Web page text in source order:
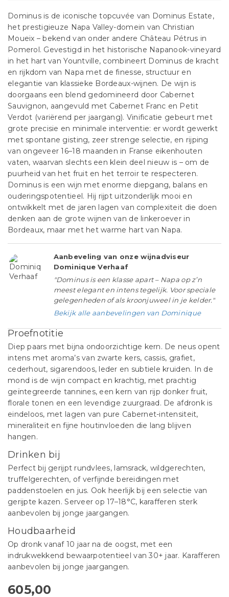
Dominus is de iconische topcuvée van Dominus Estate,
het prestigieuze Napa Valley-domein van Christian
Moueix – bekend van onder andere Château Pétrus in
Pomerol. Gevestigd in het historische Napanook-vineyard
in het hart van Yountville, combineert Dominus de kracht
en rijkdom van Napa met de finesse, structuur en
elegantie van klassieke Bordeaux-wijnen. De wijn is
doorgaans een blend gedomineerd door Cabernet
Sauvignon, aangevuld met Cabernet Franc en Petit
Verdot (variërend per jaargang). Vinificatie gebeurt met
grote precisie en minimale interventie: er wordt gewerkt
met spontane gisting, zeer strenge selectie, en rijping
van ongeveer 16–18 maanden in Franse eikenhouten
vaten, waarvan slechts een klein deel nieuw is – om de
puurheid van het fruit en het terroir te respecteren.
Dominus is een wijn met enorme diepgang, balans en
ouderingspotentieel. Hij rijpt uitzonderlijk mooi en
ontwikkelt met de jaren lagen van complexiteit die doen
denken aan de grote wijnen van de linkeroever in
Bordeaux, maar met het warme hart van Napa.
Aanbeveling van onze wijnadviseur
Dominique Verhaaf
"Dominus is een klasse apart – Napa op z’n
meest elegant en intens tegelijk. Voor speciale
gelegenheden of als kroonjuweel in je kelder."
Bekijk alle aanbevelingen van Dominique
Proefnotitie
Diep paars met bijna ondoorzichtige kern. De neus opent
intens met aroma’s van zwarte kers, cassis, grafiet,
cederhout, sigarendoos, leder en subtiele kruiden. In de
mond is de wijn compact en krachtig, met prachtig
geïntegreerde tannines, een kern van rijp donker fruit,
florale tonen en een levendige zuurgraad. De afdronk is
eindeloos, met lagen van pure Cabernet-intensiteit,
mineraliteit en fijne houtinvloeden die lang blijven
hangen.
Drinken bij
Perfect bij gerijpt rundvlees, lamsrack, wildgerechten,
truffelgerechten, of verfijnde bereidingen met
paddenstoelen en jus. Ook heerlijk bij een selectie van
gerijpte kazen. Serveer op 17–18°C, karafferen sterk
aanbevolen bij jonge jaargangen.
Houdbaarheid
Op dronk vanaf 10 jaar na de oogst, met een
indrukwekkend bewaarpotentieel van 30+ jaar. Karafferen
aanbevolen bij jonge jaargangen.
605,00